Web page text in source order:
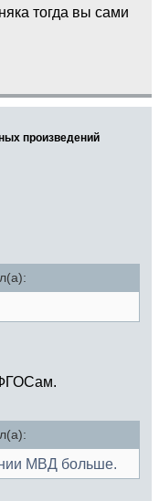
тогда вы сами
произведений
МВД больше.